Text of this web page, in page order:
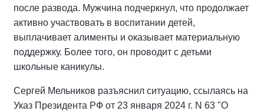
после развода. Мужчина подчеркнул, что продолжает
активно участвовать в воспитании детей,
выплачивает алименты и оказывает материальную
поддержку. Более того, он проводит с детьми
школьные каникулы.
Сергей Мельников разъяснил ситуацию, ссылаясь на
Указ Президента РФ от 23 января 2024 г. N 63 "О